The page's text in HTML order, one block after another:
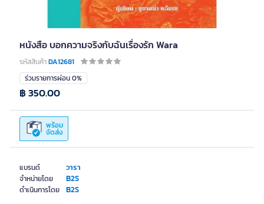
หนังสือ บอกความจริงกับฉันเรื่องรัก Wara
รหัสสินค้าDA12681
แบรนด์ วารา
จำหน่ายโดย B2S
ดำเนินการโดย B2S
ร่วมรายการผ่อน 0%
พร้อม
จัดส่ง
฿ 350.00